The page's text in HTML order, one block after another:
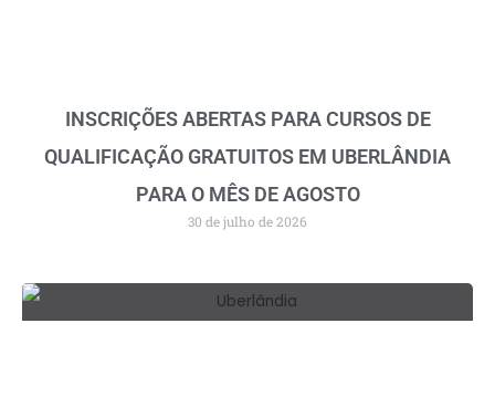
INSCRIÇÕES ABERTAS PARA CURSOS DE
QUALIFICAÇÃO GRATUITOS EM UBERLÂNDIA
PARA O MÊS DE AGOSTO
30 de julho de 2026